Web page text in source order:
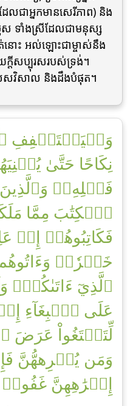
ជាអ្នកមានសេរីភាព) និង
រុស ទាំងស្រីដែលជាមនុស្ស
នោះ អល់ឡោះជាម្ចាស់នឹង
តីសប្បុរសរបស់ទ្រង់។
សវិសាល និងដឹងបំផុត។
وَلۡيَسۡتَعۡفِفِ
نِكَاحًا حَتَّىٰ
فَضۡلِهِۦۗ
ٱلۡكِتَٰبَ مِمَّا
فَكَاتِبُوهُمۡ إِنۡ
خَيۡرٗاۖ وَءَاتُوهُم
ٱلَّذِيٓ ءَاتَىٰكُمۡۚ
عَلَى ٱلۡبِغَآءِ
لِّتَبۡتَغُواْ عَرَضَ
وَمَن يُكۡرِههُّنَّ
إِكۡرَٰهِهِنَّ غَفُورٞ